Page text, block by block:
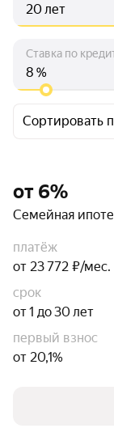
лет
Ставка по
%
Сортировать
от 6%
Семейная
платёж
от 23 772 ₽/мес.
срок
от 1 до 30 лет
первый взнос
от 20,1%